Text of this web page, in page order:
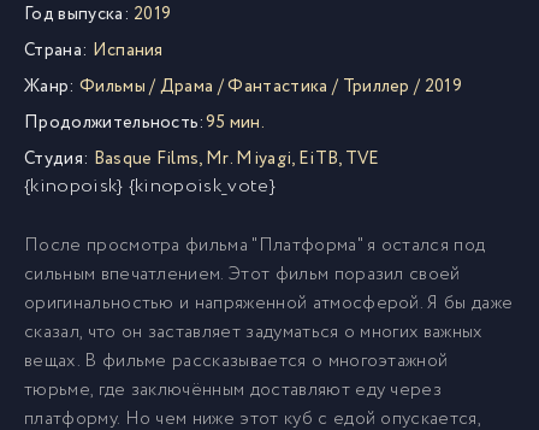
Год выпуска: 2019
Страна: Испания
Жанр: Фильмы/Драма /Фантастика / Триллер / 2019
Продолжительность:95 мин.
Студия: Basque Films,Mr. Miyagi,EiTB,TVE
{kinopoisk} {kinopoisk_vote}
После просмотра фильма "Платформа" я остался под
сильным впечатлением. Этот фильм поразил своей
оригинальностью и напряженной атмосферой. Я бы даже
сказал, что он заставляет задуматься о многих важных
вещах. В фильме рассказывается о многоэтажной
тюрьме, где заключённым доставляют еду через
платформу. Но чем ниже этот куб с едой опускается,